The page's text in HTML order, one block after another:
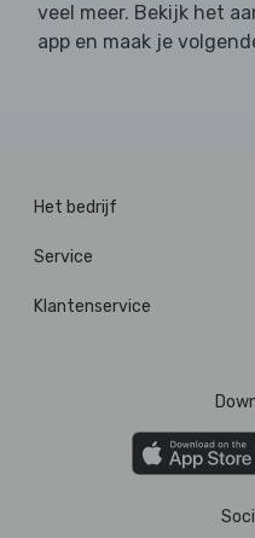
veel meer. Bekijk het
app en maak je
Het bedrijf
Service
Klantenservice